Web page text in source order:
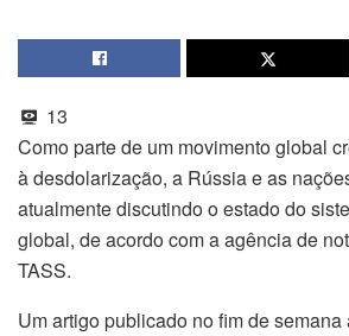
13
Como parte de um movimento global
à desdolarização, a Rússia e as
atualmente discutindo o estado do
global, de acordo com a agência de
TASS.
Um artigo publicado no fim de